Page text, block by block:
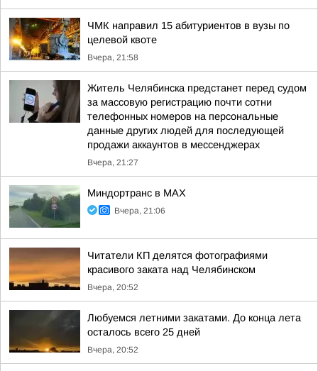
ЧМК направил 15 абитуриентов в вузы по
целевой квоте
Вчера, 21:58
Житель Челябинска предстанет перед судом
за массовую регистрацию почти сотни
телефонных номеров на персональные
данные других людей для последующей
продажи аккаунтов в мессенджерах
Вчера, 21:27
Миндортранс в MAX
Вчера, 21:06
Читатели КП делятся фотографиями
красивого заката над Челябинском
Вчера, 20:52
Любуемся летними закатами. До конца лета
осталось всего 25 дней
Вчера, 20:52